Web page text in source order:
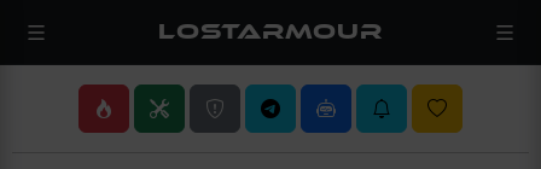
LOSTARMOUR